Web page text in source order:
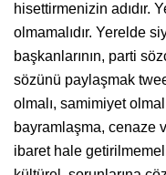
hisettirmenizin adıdır.
olmamalıdır. Yerelde
başkanlarının, parti
sözünü paylaşmak
olmalı, samimiyet
bayramlaşma, cenaze
ibaret hale